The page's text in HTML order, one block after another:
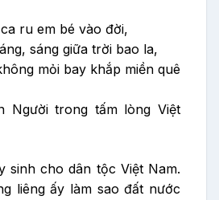
ru em bé vào đời,
sáng giữa trời bao la,
mỏi bay khắp miền quê
Người trong tấm lòng Việt
sinh cho dân tộc Việt Nam.
liêng ấy làm sao đất nước